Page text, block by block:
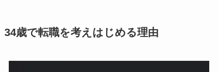
34歳で転職を考えはじめる理由